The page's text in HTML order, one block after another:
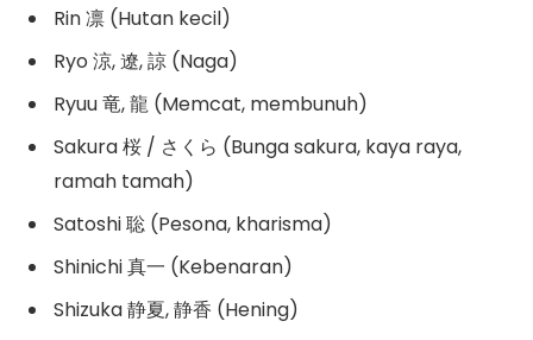
Rin 凛 (Hutan kecil)
Ryo 涼, 遼, 諒 (Naga)
Ryuu 竜, 龍 (Memcat, membunuh)
Sakura 桜 / さくら (Bunga sakura, kaya raya,
ramah tamah)
Satoshi 聡 (Pesona, kharisma)
Shinichi 真一 (Kebenaran)
Shizuka 静夏, 静香 (Hening)